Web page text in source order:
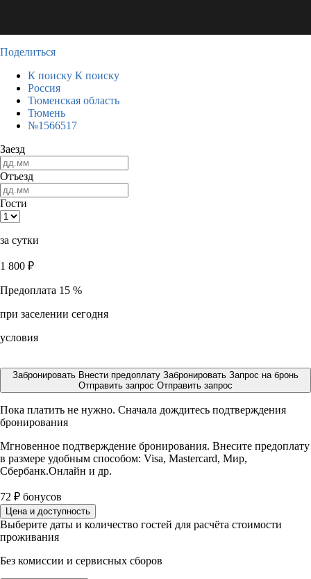
Поделиться
К поиску К поиску
Россия
Тюменская область
Тюмень
№1566517
Заезд
Отъезд
Гости
за сутки
1 800 ₽
Предоплата 15 %
при заселении сегодня
условия
Забронировать Внести предоплату Забронировать Запрос на бронь
Отправить запрос Отправить запрос
Пока платить не нужно. Сначала дождитесь подтверждения
бронирования
Мгновенное подтверждение бронирования. Внесите предоплату
в размере удобным способом: Visa, Mastercard, Мир,
Сбербанк.Онлайн и др.
72 ₽ бонусов
Цена и доступность
Выберите даты и количество гостей для расчёта стоимости
проживания
Без комиссии и сервисных сборов